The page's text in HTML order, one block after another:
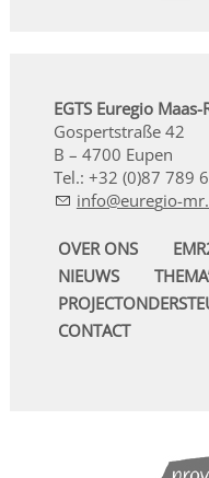
EGTS Euregio Maas-
Gospertstraße 42
B – 4700 Eupen
Tel.: +32 (0)87 789
nf
r g -mr
OVER ONS
NIEUWS
CONTACT